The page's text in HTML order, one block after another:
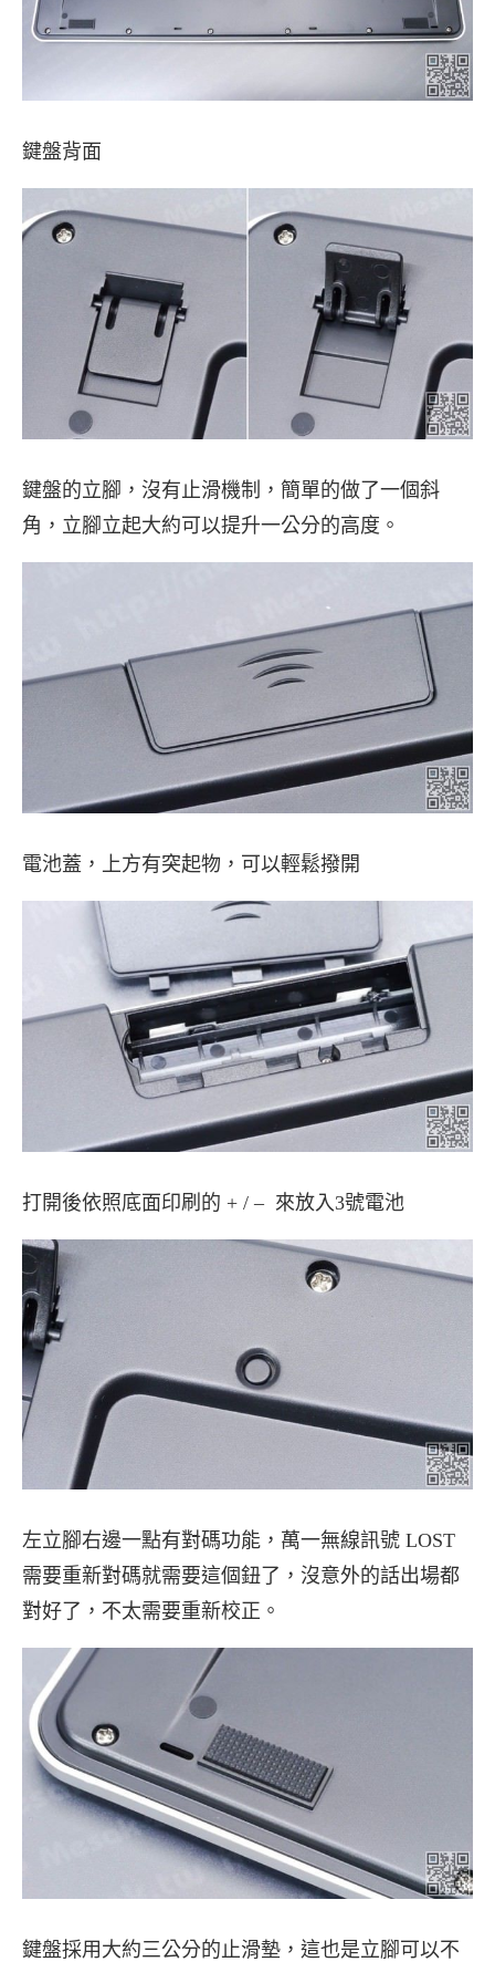
鍵盤背面
鍵盤的立腳，沒有止滑機制，簡單的做了一個斜
角，立腳立起大約可以提升一公分的高度。
電池蓋，上方有突起物，可以輕鬆撥開
打開後依照底面印刷的 + / – 來放入3號電池
左立腳右邊一點有對碼功能，萬一無線訊號 LOST
需要重新對碼就需要這個鈕了，沒意外的話出場都
對好了，不太需要重新校正。
鍵盤採用大約三公分的止滑墊，這也是立腳可以不